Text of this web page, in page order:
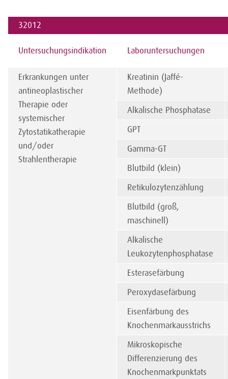
32012
Untersuchungsindikation Laboruntersuchungen
Erkrankungen unter
antineoplastischer
Therapie oder
systemischer
Zytostatikatherapie
und/oder
Strahlentherapie
Kreatinin (Jaffé-
Methode)
Alkalische Phosphatase
GPT
Gamma-GT
Blutbild (klein)
Retikulozytenzählung
Blutbild (groß,
maschinell)
Alkalische
Leukozytenphosphatase
Esterasefärbung
Peroxydasefärbung
Eisenfärbung des
Knochenmarkausstrichs
Mikroskopische
Differenzierung des
Knochenmarkpunktats